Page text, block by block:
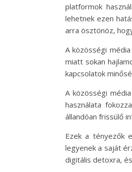
platformok
lehetnek ezen
arra ösztönöz,
A közösségi
miatt sokan
kapcsolatok
A közösségi
használata
állandóan frissülő
Ezek a tényezők
legyenek a saját
digitális detoxra,